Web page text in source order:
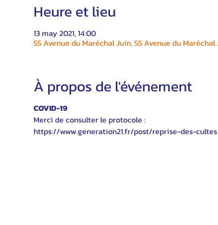
Heure et lieu
13 may 2021, 14:00
55 Avenue du Maréchal Juin, 55 Avenue du
À propos de l'événement
COVID-19
Merci de consulter le protocole :
https://www.generation21.fr/post/reprise-des-cultes